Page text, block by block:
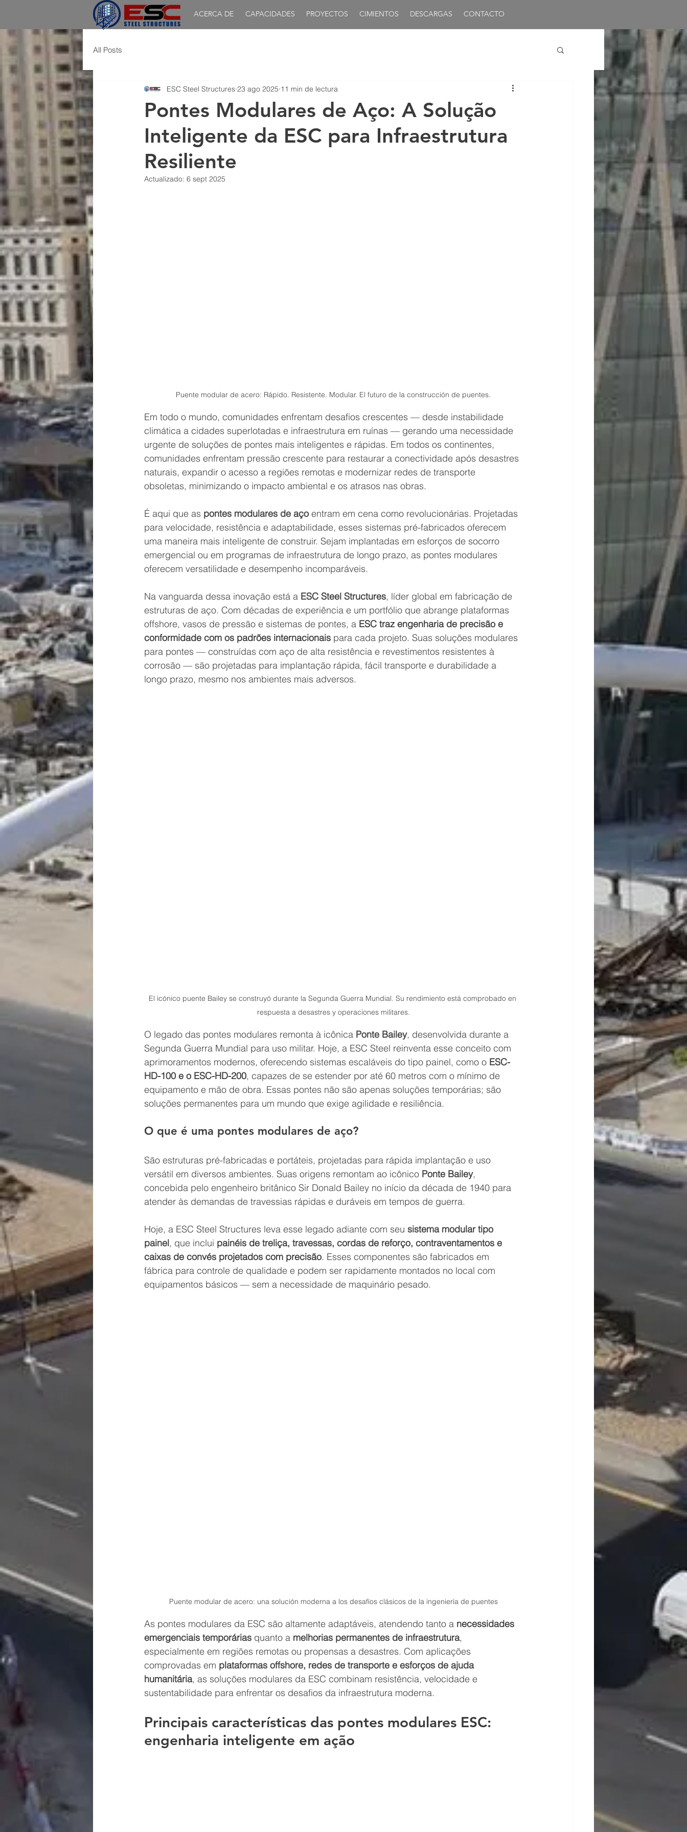
ACERCA DE CAPACIDADES PROYECTOS CIMIENTOS DESCARGAS CONTACTO
All Posts
Pontes Modulares de Aço: A Solução
Inteligente da ESC para Infraestrutura
Resiliente
ESC Steel Structures 23 ago 2025 11 min de lectura
Actualizado: 6 sept 2025
Puente modular de acero: Rápido. Resistente. Modular. El futuro de la construcción de puentes.
Em todo o mundo, comunidades enfrentam desafios crescentes — desde instabilidade
climática a cidades superlotadas e infraestrutura em ruínas — gerando uma necessidade
urgente de soluções de pontes mais inteligentes e rápidas. Em todos os continentes,
comunidades enfrentam pressão crescente para restaurar a conectividade após desastres
naturais, expandir o acesso a regiões remotas e modernizar redes de transporte
obsoletas, minimizando o impacto ambiental e os atrasos nas obras.
É aqui que as pontes modulares de aço entram em cena como revolucionárias. Projetadas
para velocidade, resistência e adaptabilidade, esses sistemas pré-fabricados oferecem
uma maneira mais inteligente de construir. Sejam implantadas em esforços de socorro
emergencial ou em programas de infraestrutura de longo prazo, as pontes modulares
oferecem versatilidade e desempenho incomparáveis.
Na vanguarda dessa inovação está a ESC Steel Structures, líder global em fabricação de
estruturas de aço. Com décadas de experiência e um portfólio que abrange plataformas
offshore, vasos de pressão e sistemas de pontes, a ESC traz engenharia de precisão e
conformidade com os padrões internacionais para cada projeto. Suas soluções modulares
para pontes — construídas com aço de alta resistência e revestimentos resistentes à
corrosão — são projetadas para implantação rápida, fácil transporte e durabilidade a
longo prazo, mesmo nos ambientes mais adversos.
El icónico puente Bailey se construyó durante la Segunda Guerra Mundial. Su rendimiento está comprobado en
respuesta a desastres y operaciones militares.
O legado das pontes modulares remonta à icônica Ponte Bailey, desenvolvida durante a
Segunda Guerra Mundial para uso militar. Hoje, a ESC Steel reinventa esse conceito com
aprimoramentos modernos, oferecendo sistemas escaláveis ​​do tipo painel, como o ESC-
HD-100 e o ESC-HD-200, capazes de se estender por até 60 metros com o mínimo de
equipamento e mão de obra. Essas pontes não são apenas soluções temporárias; são
soluções permanentes para um mundo que exige agilidade e resiliência.
O que é uma pontes modulares de aço?
São estruturas pré-fabricadas e portáteis, projetadas para rápida implantação e uso
versátil em diversos ambientes. Suas origens remontam ao icônico Ponte Bailey,
concebida pelo engenheiro britânico Sir Donald Bailey no início da década de 1940 para
atender às demandas de travessias rápidas e duráveis ​​em tempos de guerra.
Hoje, a ESC Steel Structures leva esse legado adiante com seu sistema modular tipo
painel, que inclui painéis de treliça, travessas, cordas de reforço, contraventamentos e
caixas de convés projetados com precisão. Esses componentes são fabricados em
fábrica para controle de qualidade e podem ser rapidamente montados no local com
equipamentos básicos — sem a necessidade de maquinário pesado.
Puente modular de acero: una solución moderna a los desafíos clásicos de la ingeniería de puentes
As pontes modulares da ESC são altamente adaptáveis, atendendo tanto a necessidades
emergenciais temporárias quanto a melhorias permanentes de infraestrutura,
especialmente em regiões remotas ou propensas a desastres. Com aplicações
comprovadas em plataformas offshore, redes de transporte e esforços de ajuda
humanitária, as soluções modulares da ESC combinam resistência, velocidade e
sustentabilidade para enfrentar os desafios da infraestrutura moderna.
Principais características das pontes modulares ESC:
engenharia inteligente em ação